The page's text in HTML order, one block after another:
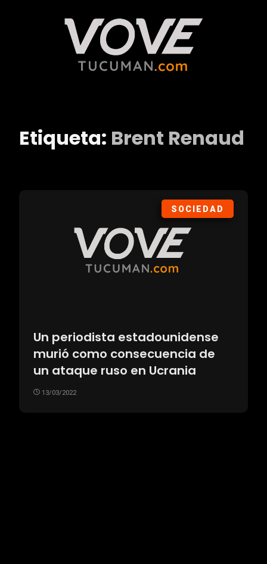
Etiqueta: Brent Renaud
SOCIEDAD
Un periodista estadounidense
murió como consecuencia de
un ataque ruso en Ucrania
13/03/2022